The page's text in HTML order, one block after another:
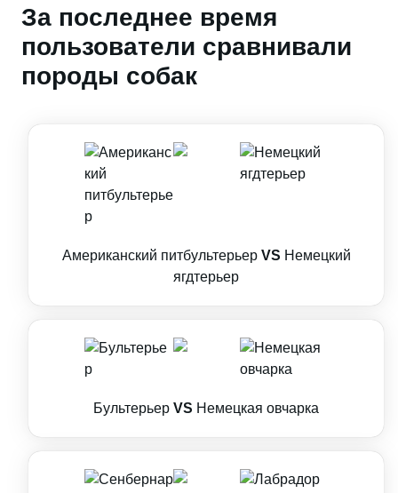
За последнее время
пользователи сравнивали
породы собак
Американский питбультерьер VS Немецкий
ягдтерьер
Бультерьер VS Немецкая овчарка